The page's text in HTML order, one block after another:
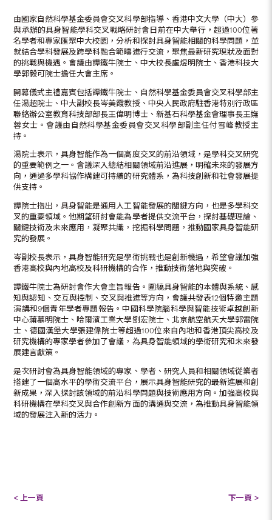
由國家自然科學基金委員會交叉科學部指導、香港中文大學（中大）參
與承辦的具身智能學科交叉戰略研討會日前在中大舉行，超過100位著
名學者和專家匯聚中大校園，分析和探討具身智能相關的科學問題，並
就結合學科發展及跨學科融合範疇進行交流，聚焦最新研究現狀及面對
的挑戰與機遇。會議由譚鐵牛院士、中大校長盧煜明院士、香港科技大
學郭毅可院士擔任大會主席。
開幕儀式主禮嘉賓包括譚鐵牛院士、自然科學基金委員會交叉科學部主
任湯超院士、中大副校長岑美霞教授、中央人民政府駐香港特別行政區
聯絡辦公室教育科技部部長王偉明博士、新基石科學基金會理事長王嫵
蓉女士。會議由自然科學基金委員會交叉科學部副主任付雪峰教授主
持。
湯院士表示，具身智能作為一個高度交叉的前沿領域，是學科交叉研究
的重要範例之一。會議深入總結相關領域前沿進展，明確未來的發展方
向，通過多學科協作構建可持續的研究體系，為科技創新和社會發展提
供支持。
譚院士指出，具身智能是通用人工智能發展的關鍵方向，也是多學科交
叉的重要領域。他期望研討會能為學者提供交流平台，探討基礎理論、
關鍵技術及未來應用，凝聚共識，挖掘科學問題，推動國家具身智能研
究的發展。
岑副校長表示，具身智能研究是學術挑戰也是創新機遇，希望會議加強
香港高校與內地高校及科研機構的合作，推動技術落地與突破。
譚鐵牛院士為研討會作大會主旨報告。圍繞具身智能的本體與系統、感
知與認知、交互與控制、交叉與推進等方向，會議共發表12個特邀主題
演講和9個青年學者專題報告。中國科學院腦科學與智能技術卓越創新
中心蒲慕明院士、哈爾濱工業大學劉宏院士、北京航空航天大學郭雷院
士、德國漢堡大學張建偉院士等超過100位來自內地和香港頂尖高校及
研究機構的專家學者參加了會議，為具身智能領域的學術研究和未來發
展建言獻策。
是次研討會為具身智能領域的專家、學者、研究人員和相關領域從業者
搭建了一個高水平的學術交流平台，展示具身智能研究的最新進展和創
新成果，深入探討該領域的前沿科學問題與技術應用方向。加強高校與
科研機構在學科交叉與合作創新方面的溝通與交流，為推動具身智能領
域的發展注入新的活力。
< 上一頁 下一頁 >